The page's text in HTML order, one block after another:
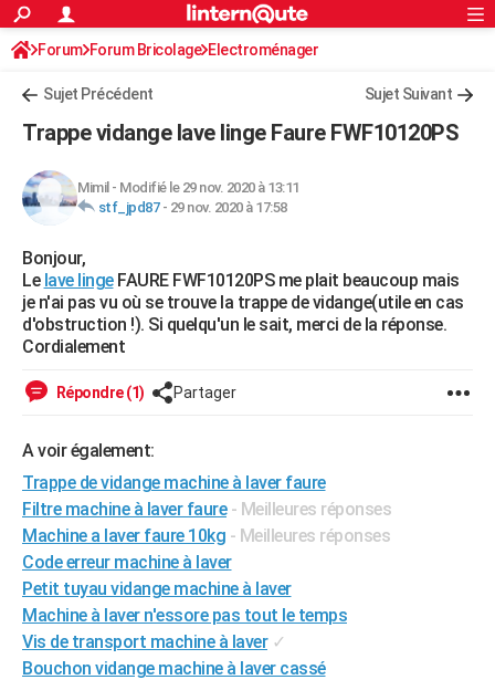
ACTUALITÉS
Politique
Société
Faits Divers
Education
Monde
Villes
+
Retraite
Impôts
Epargne
Immobilier
Risques naturels par ville
Banque
Assurance
Crédit
AUTO
HIGH-TECH
Mobiles
Meilleur smartphone
Internet
Ordinateurs
Jeux vidéo
Guide high-tech
+BRICOLAGE
Forum
Aménagement intérieur
Extérieur
Cuisine
Salle de bains
Jardinage
Rangement
WEEK-END
Guides de France
Escapades
Patrimoine
Expositions
Musées
Week-end nature
LIFESTYLE
Alimentation
Guide de la santé
Maladies
Médicaments
Sommeil
VOYAGE
Destinations
City break
Voyage nature
Voyage de noces
Forum
Climat
+PHOTO
GUIDES D'ACHAT
BONS PLANS
CARTE DE VOEUX
S'inscrire
Connexion
Forum Forum Bricolage Electroménager
Sujet Précédent Sujet Suivant
Trappe vidange lave linge Faure FWF10120PS
Mimil - Modifié le 29 nov. 2020 à 13:11
stf_jpd87- 29 nov. 2020 à 17:58
Bonjour,
Le lave lingeFAURE FWF10120PS me plait beaucoup mais
je n'ai pas vu où se trouve la trappe de vidange(utile en cas
d'obstruction !). Si quelqu'un le sait, merci de la réponse.
Cordialement
Répondre (1) Partager
A voir également:
Trappe de vidange machine à laver faure
Filtre machine à laver faure - Meilleures réponses
Machine a laver faure 10kg - Meilleures réponses
Code erreur machine à laver
Petit tuyau vidange machine à laver
Machine à laver n'essore pas tout le temps
Vis de transport machine à laver ✓
Bouchon vidange machine à laver cassé